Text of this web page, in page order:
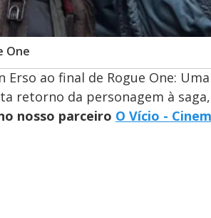
One
Erso ao final de Rogue One:
retorno da personagem à saga,
nosso parceiro O Vício -